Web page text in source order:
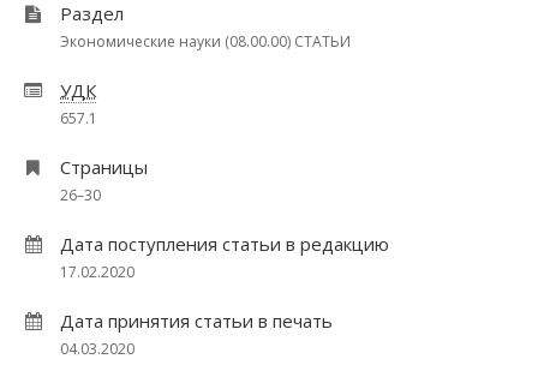
Раздел
Экономические науки (08.00.00) СТАТЬИ
УДК
657.1
Страницы
26–30
Дата поступления статьи в редакцию
17.02.2020
Дата принятия статьи в печать
04.03.2020